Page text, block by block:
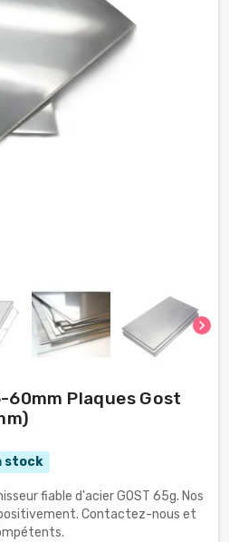
chevron_right
60mm Plaques Gost
stock
fiable d'acier GOST 65g. Nos
Contactez-nous et